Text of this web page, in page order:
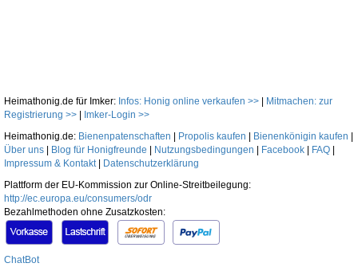
Heimathonig.de für Imker: Infos: Honig online verkaufen >>
Mitmachen: zur
Registrierung >>
Imker-Login >>
Heimathonig.de: Bienenpatenschaften Propolis kaufen Bienenkönigin kaufen
Über uns
Blog für Honigfreunde Nutzungsbedingungen Facebook FAQ
Impressum & Kontakt|
Datenschutzerklärung
Plattform der EU-Kommission zur Online-Streitbeilegung:
http://ec.europa.eu/consumers/odr
Bezahlmethoden ohne Zusatzkosten:
ChatBot